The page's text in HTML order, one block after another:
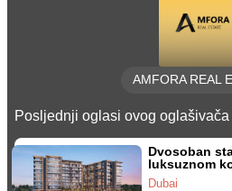
AMFORA REAL
Posljednji oglasi ovog oglašivača
Dvosoban
luksuznom
Business
Dubai